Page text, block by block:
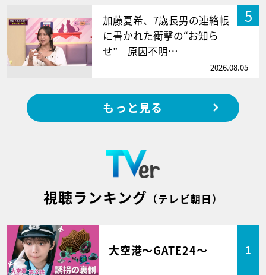
5
加藤夏希、7歳長男の連絡帳
に書かれた衝撃の“お知ら
せ” 原因不明…
2026.08.05
もっと見る
視聴ランキング （テレビ朝日）
大空港～GATE24～ 1